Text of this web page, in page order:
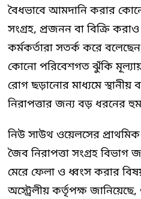
বৈধভাবে আমদানি করার
সংগ্রহ, প্রজনন বা বিক্রি
কর্মকর্তারা সতর্ক করে
কোনো পরিবেশগত ঝুঁকি
রোগ ছড়ানোর মাধ্যমে স্থানীয়
নিরাপত্তার জন্য বড় ধরনের
নিউ সাউথ ওয়েলসের
জৈব নিরাপত্তা সংগ্রহ
মেরে ফেলা ও ধ্বংস করার
অস্ট্রেলীয় কর্তৃপক্ষ